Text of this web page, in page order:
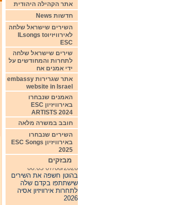
אתר הקהילה היהודית
חדשות News
השירים שישראל שלחה
לאירוויזיוILsongs to
ESC
שירים שישראל שלחה
לתחרות והמחודשים על
ידי אמנים אח
אתר שגרירות embassy
website in Israel
האמנים שנבחרו
באירוויזיון ESC
ARTISTS 2024
חובב במשרה מלאה
השירים שנבחרו
באירוויזיון ESC Songs
2025
מבזקים
07/08/2026 00:05
בהוטן חשפה את השירים
שישתתפו בקדם שלה
לתחרות אירוויזיון אסיה
2026